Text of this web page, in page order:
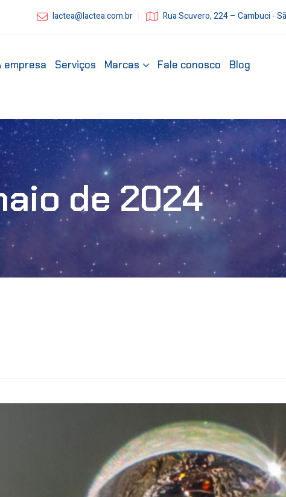
lactea@lactea.com.br Rua Scuvero, 224 – Cambuci -
empresa Serviços Marcas Fale conosco Blog
de 2024